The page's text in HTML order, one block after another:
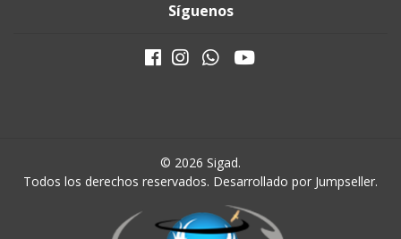
Síguenos
© 2026 Sigad.
Todos los derechos reservados. Desarrollado por Jumpseller.